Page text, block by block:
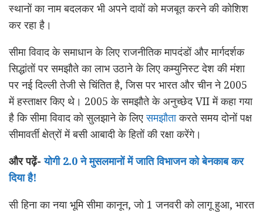
स्थानों का नाम बदलकर भी अपने दावों को मजबूत करने की कोशिश
कर रहा है।
सीमा विवाद के समाधान के लिए राजनीतिक मापदंडों और मार्गदर्शक
सिद्धांतों पर समझौते का लाभ उठाने के लिए कम्युनिस्ट देश की मंशा
पर नई दिल्ली तेजी से चिंतित है, जिस पर भारत और चीन ने 2005
में हस्ताक्षर किए थे। 2005 के समझौते के अनुच्छेद VII में कहा गया
है कि सीमा विवाद को सुलझाने के लिएसमझौताकरते समय दोनों पक्ष
सीमावर्ती क्षेत्रों में बसी आबादी के हितों की रक्षा करेंगे।
और पढ़ें-योगी 2.0 ने मुसलमानों में जाति विभाजन को बेनकाब कर
दिया है!
सी हिना का नया भूमि सीमा कानून, जो 1 जनवरी को लागू हुआ, भारत